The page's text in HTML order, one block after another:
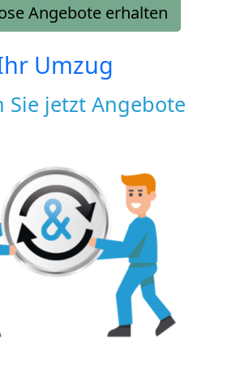
Angebote erhalten
Umzug
Sie jetzt Angebote